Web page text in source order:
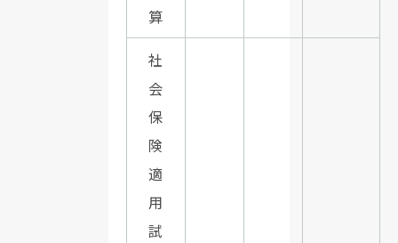
算
社
会
保
険
適
用
試